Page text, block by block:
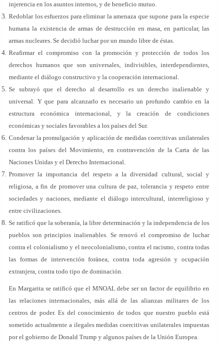
injerencia en los asuntos internos, y de beneficio mutuo.
Redoblar los esfuerzos para eliminar la amenaza que supone para la especie
humana la existencia de armas de destrucción en masa, en particular, las
armas nucleares. Se decidió luchar por un mundo libre de éstas.
Reafirmar el compromiso con la promoción y protección de todos los
derechos humanos que son universales, indivisibles, interdependientes,
mediante el diálogo constructivo y la cooperación internacional.
Se subrayó que el derecho al desarrollo es un derecho inalienable y
universal. Y que para alcanzarlo es necesario un profundo cambio en la
estructura económica internacional, y la creación de condiciones
económicas y sociales favorables a los países del Sur.
Condenar la promulgación y aplicación de medidas coercitivas unilaterales
contra los países del Movimiento, en contravención de la Carta de las
Naciones Unidas y el Derecho Internacional.
Promover la importancia del respeto a la diversidad cultural, social y
religiosa, a fin de promover una cultura de paz, tolerancia y respeto entre
sociedades y naciones, mediante el diálogo intercultural, interreligioso y
entre civilizaciones.
Se ratificó que la soberanía, la libre determinación y la independencia de los
pueblos son principios inalienables. Se renovó el compromiso de luchar
contra el colonialismo y el neocolonialismo, contra el racismo, contra todas
las formas de intervención foránea, contra toda agresión y ocupación
extranjera, contra todo tipo de dominación.
En Margarita se ratificó que el MNOAL debe ser un factor de equilibrio en
las relaciones internacionales, más allá de las alianzas militares de los
centros de poder. Es del conocimiento de todos que nuestro pueblo está
sometido actualmente a ilegales medidas coercitivas unilaterales impuestas
por el gobierno de Donald Trump y algunos países de la Unión Europea.